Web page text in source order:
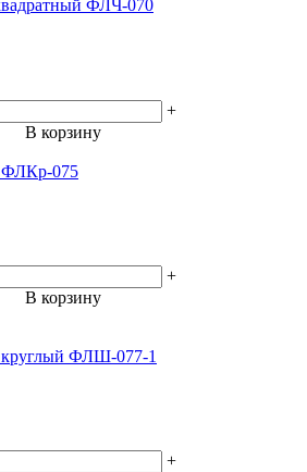
ФЛЧ-070
+
В корзину
ФЛКр-075
+
В корзину
круглый ФЛШ-077-1
+